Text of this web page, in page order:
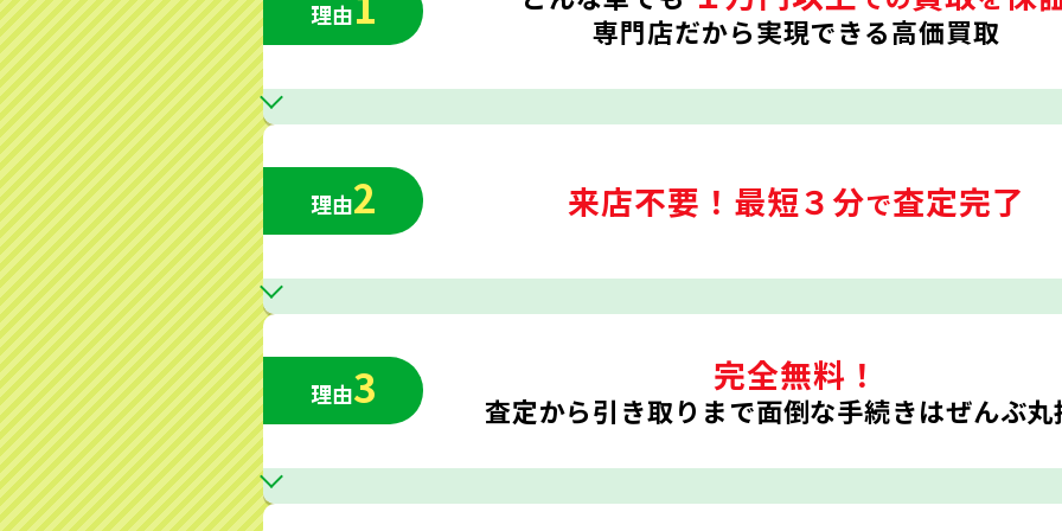
理由 専門店だから実現できる高価買取
理由2 来店不要！ 最短３分で査定完了
理由3 完全無料！
査定から引き取りまで面倒な手続きはぜんぶ